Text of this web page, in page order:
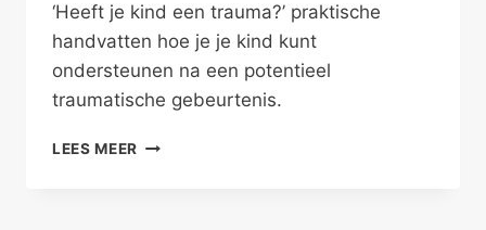
‘Heeft je kind een trauma?’ praktische
handvatten hoe je je kind kunt
ondersteunen na een potentieel
traumatische gebeurtenis.
LEES MEER HEEFT